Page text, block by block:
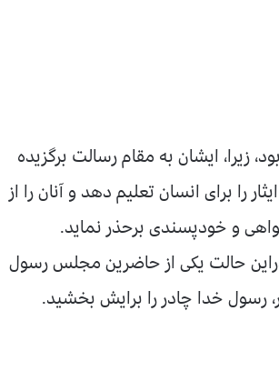
زیرا، ایشان به مقام رسالت برگزیده
را برای انسان تعلیم دهد و آنان را از
و خودپسندی برحذر نماید.
حالت یکی از حاضرین مجلس رسول
رسول خدا چادر را برایش بخشید.